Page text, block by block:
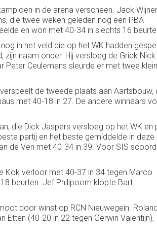
in de arena verscheen. Jack
die twee weken geleden nog een PBA
en won met 40-34 in slechts 16
in het veld die op het WK hadden
zijn naam onder. Hij versloeg de Griek Nick
Peter Ceulemans sleurde er met twee
de tweede plaats aan Aartsbouw,
met 40-18 in 27. De andere winnaars
die Dick Jaspers versloeg op het WK en
partij en het beste gemiddelde in deze
de Ven met 40-34 in 39. Voor SIS
Kok verloor met 40-37 in 34 tegen Marco
beurten. Jef Philipoom klopte Bart
door winst op RCN Nieuwegein. Roland
(40-20 in 22 tegen Gerwin Valentijn),